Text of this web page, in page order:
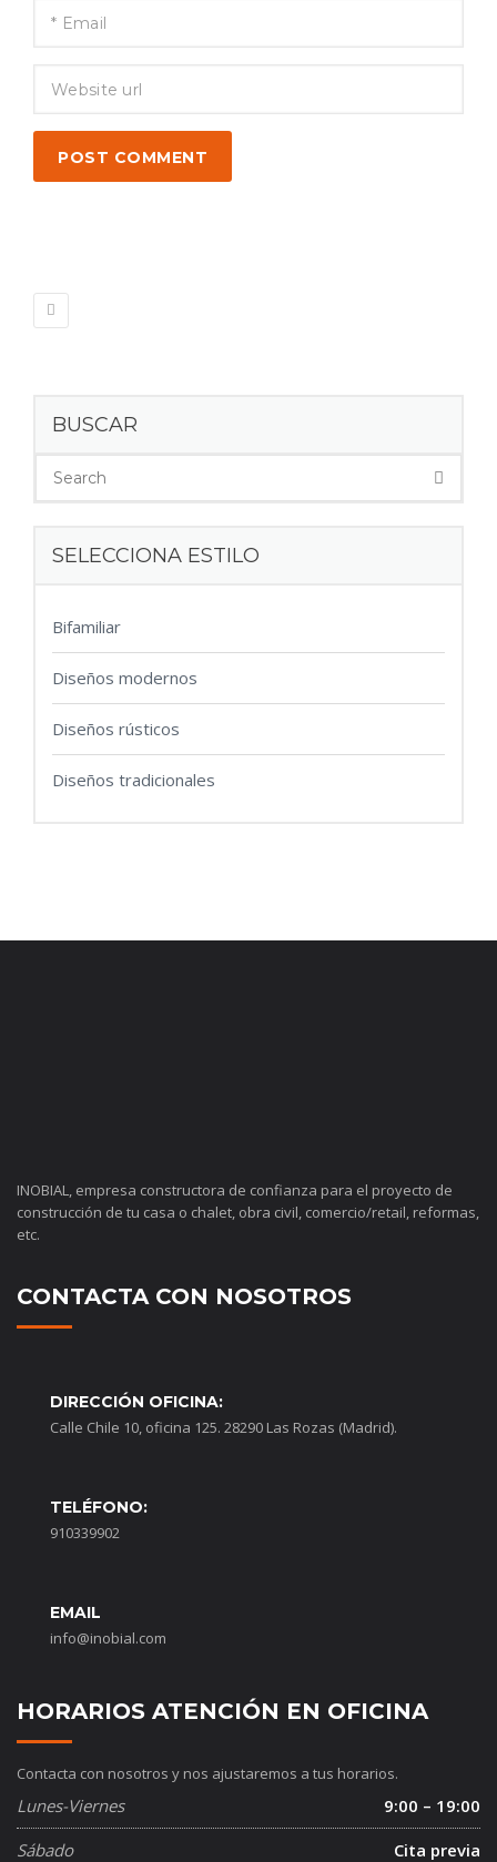
POST COMMENT
BUSCAR
SELECCIONA ESTILO
Bifamiliar
Diseños modernos
Diseños rústicos
Diseños tradicionales
INOBIAL, empresa constructora de confianza para el proyecto de
construcción de tu casa o chalet, obra civil, comercio/retail, reformas,
etc.
CONTACTA CON NOSOTROS
DIRECCIÓN OFICINA:
Calle Chile 10, oficina 125. 28290 Las Rozas (Madrid).
TELÉFONO:
910339902
EMAIL
info@inobial.com
HORARIOS ATENCIÓN EN OFICINA
Contacta con nosotros y nos ajustaremos a tus horarios.
Lunes-Viernes
9:00 – 19:00
Sábado
Cita previa